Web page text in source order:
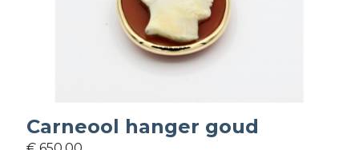
Carneool hanger goud